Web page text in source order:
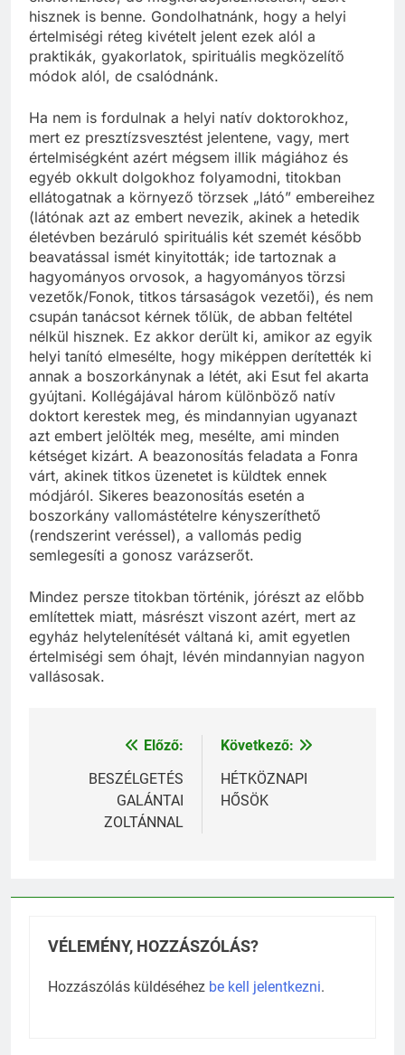
ellenőrizhető, de megkérdőjelezhetetlen, ezért
hisznek is benne. Gondolhatnánk, hogy a helyi
értelmiségi réteg kivételt jelent ezek alól a
praktikák, gyakorlatok, spirituális megközelítő
Ha nem is fordulnak a helyi natív doktorokhoz,
mert ez presztízsvesztést jelentene, vagy, mert
értelmiségként azért mégsem illik mágiához és
egyéb okkult dolgokhoz folyamodni, titokban
ellátogatnak a környező törzsek „látó” embereihez
(látónak azt az embert nevezik, akinek a hetedik
életévben bezáruló spirituális két szemét később
beavatással ismét kinyitották; ide tartoznak a
hagyományos orvosok, a hagyományos törzsi
vezetők/Fonok, titkos társaságok vezetői), és nem
csupán tanácsot kérnek tőlük, de abban feltétel
nélkül hisznek. Ez akkor derült ki, amikor az egyik
helyi tanító elmesélte, hogy miképpen derítették ki
annak a boszorkánynak a létét, aki Esut fel akarta
gyújtani. Kollégájával három különböző natív
doktort kerestek meg, és mindannyian ugyanazt
azt embert jelölték meg, mesélte, ami minden
kétséget kizárt. A beazonosítás feladata a Fonra
várt, akinek titkos üzenetet is küldtek ennek
módjáról. Sikeres beazonosítás esetén a
boszorkány vallomástételre kényszeríthető
(rendszerint veréssel), a vallomás pedig
Mindez persze titokban történik, jórészt az előbb
említettek miatt, másrészt viszont azért, mert az
egyház helytelenítését váltaná ki, amit egyetlen
értelmiségi sem óhajt, lévén mindannyian nagyon
Bejegyzés
navigáció
BESZÉLGETÉS
GALÁNTAI
HÉTKÖZNAPI